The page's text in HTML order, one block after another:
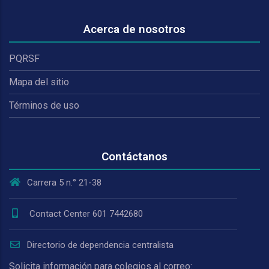
Acerca de nosotros
PQRSF
Mapa del sitio
Términos de uso
Contáctanos
Carrera 5 n.° 21-38
Contact Center 601 7442680
Directorio de dependencia centralista
Solicita información para colegios al correo: